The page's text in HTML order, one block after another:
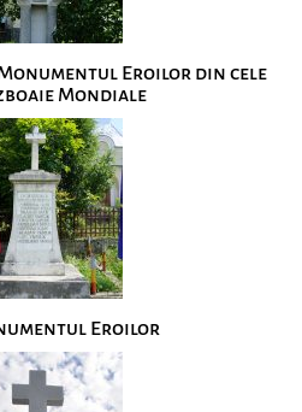
Monumentul Eroilor din cele
Mondiale
Eroilor